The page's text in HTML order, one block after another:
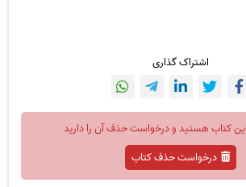
اشتراک گذاری
کتاب هستید و درخواست حذف آن را دارید
درخواست حذف کتاب